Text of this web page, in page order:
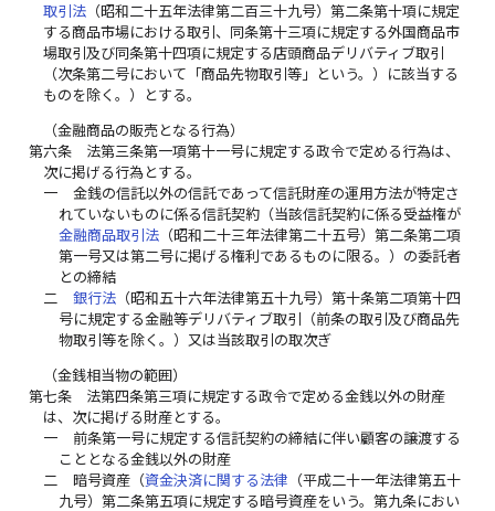
取引法 （昭和二十五年法律第二百三十九号）第二条第十項に規定
する商品市場における取引、同条第十三項に規定する外国商品市
場取引及び同条第十四項に規定する店頭商品デリバティブ取引
（次条第二号において「商品先物取引等」という。）に該当する
ものを除く。）とする。
（金融商品の販売となる行為）
第六条
法第三条第一項第十一号に規定する政令で定める行為は、
次に掲げる行為とする。
一
金銭の信託以外の信託であって信託財産の運用方法が特定さ
れていないものに係る信託契約（当該信託契約に係る受益権が
金融商品取引法（昭和二十三年法律第二十五号）第二条第二項
第一号又は第二号に掲げる権利であるものに限る。）の委託者
との締結
二
銀行法（昭和五十六年法律第五十九号）第十条第二項第十四
号に規定する金融等デリバティブ取引（前条の取引及び商品先
物取引等を除く。）又は当該取引の取次ぎ
（金銭相当物の範囲）
第七条
法第四条第三項に規定する政令で定める金銭以外の財産
は、次に掲げる財産とする。
一
前条第一号に規定する信託契約の締結に伴い顧客の譲渡する
こととなる金銭以外の財産
二
暗号資産（資金決済に関する法律 （平成二十一年法律第五十
九号）第二条第五項に規定する暗号資産をいう。第九条におい